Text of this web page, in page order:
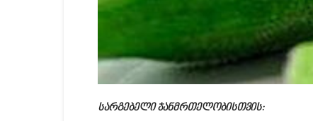
სარგებელი ჯანმრთელობისთვის: